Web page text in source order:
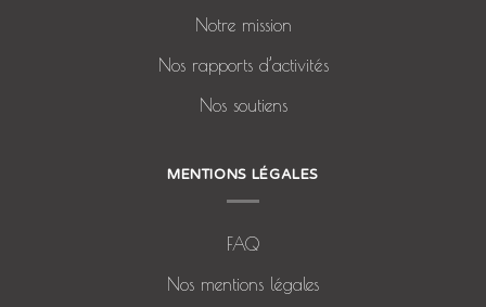
Notre mission
Nos rapports d’activités
Nos soutiens
MENTIONS LÉGALES
FAQ
Nos mentions légales